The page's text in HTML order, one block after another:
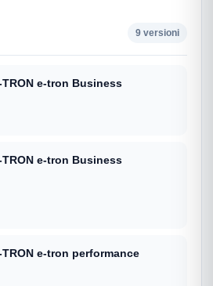
9 versioni
TRON e-tron Business
TRON e-tron Business
TRON e-tron performance